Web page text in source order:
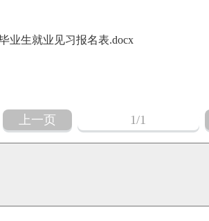
业生就业见习报名表.docx
上一页 1/1